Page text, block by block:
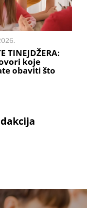
TINEJDŽERA:
koje
obaviti što